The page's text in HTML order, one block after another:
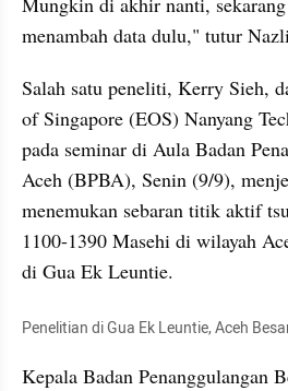
menambah data dulu," tutur Nazli
Salah satu peneliti, Kerry Sieh,
of Singapore (EOS) Nanyang
pada seminar di Aula Badan
Aceh (BPBA), Senin (9/9),
menemukan sebaran titik aktif
1100-1390 Masehi di wilayah
di Gua Ek Leuntie.
Penelitian di Gua Ek Leuntie, Aceh